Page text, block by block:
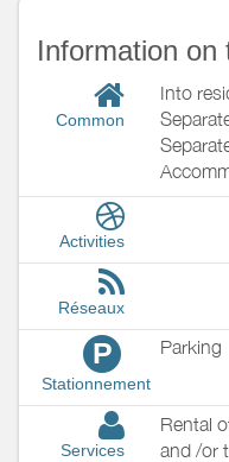
Information on
Common
Into
Activities
Réseaux
P
Stationnement
Parking
Services
Rental
and /or